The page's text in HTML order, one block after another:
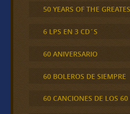
50 YEARS OF THE
6 LPS EN 3 CD´S
60 ANIVERSARIO
60 BOLEROS DE SIEMPRE
60 CANCIONES DE LOS 60